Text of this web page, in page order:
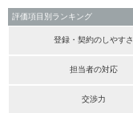
評価項目別ランキング
登録・契約のしやすさ
担当者の対応
交渉力